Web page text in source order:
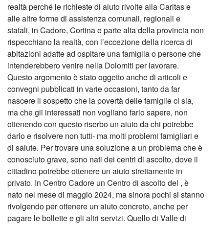
realtà perché le richieste di aiuto rivolte alla Caritas e
alle altre forme di assistenza comunali, regionali e
statali, in Cadore, Cortina e parte alta della provincia non
rispecchiano la realtà, con l’eccezione della ricerca di
abitazioni adatte ad ospitare una famiglia o persone che
intenderebbero venire nella Dolomiti per lavorare.
Questo argomento è stato oggetto anche di articoli e
convegni pubblicati in varie occasioni, tanto da far
nascere il sospetto che la povertà delle famiglie ci sia,
ma che gli interessati non vogliano farlo sapere, non
ottenendo con questo riserbo un aiuto da chi potrebbe
darlo e risolvere non tutti- ma molti problemi famigliari e
di salute. Per trovare una soluzione a un problema che è
conosciuto grave, sono nati dei centri di ascolto, dove il
cittadino potrebbe ottenere un aiuto strettamente in
privato. In Centro Cadore un Centro di ascolto del , è
nato nel mese di maggio 2024, ma sinora pochi si stanno
rivolgendo per ottenere un aiuto concreto, anche per
pagare le bollette e gli altri servizi. Quello di Valle di